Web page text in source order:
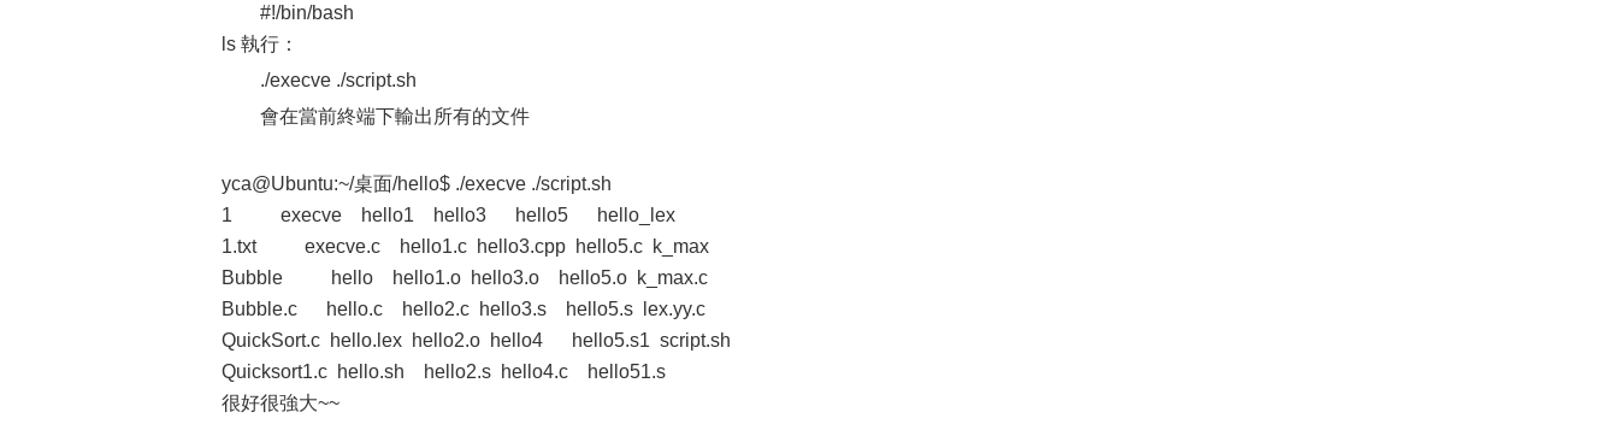
#!/bin/bash
ls 執行：
./execve ./script.sh
會在當前終端下輸出所有的文件
yca@Ubuntu:~/桌面/hello$ ./execve ./script.sh
1 execve hello1 hello3 hello5 hello_lex
1.txt execve.c hello1.c hello3.cpp hello5.c k_max
Bubble hello hello1.o hello3.o hello5.o k_max.c
Bubble.c hello.c hello2.c hello3.s hello5.s lex.yy.c
QuickSort.c hello.lex hello2.o hello4 hello5.s1 script.sh
Quicksort1.c hello.sh hello2.s hello4.c hello51.s
很好很強大~~